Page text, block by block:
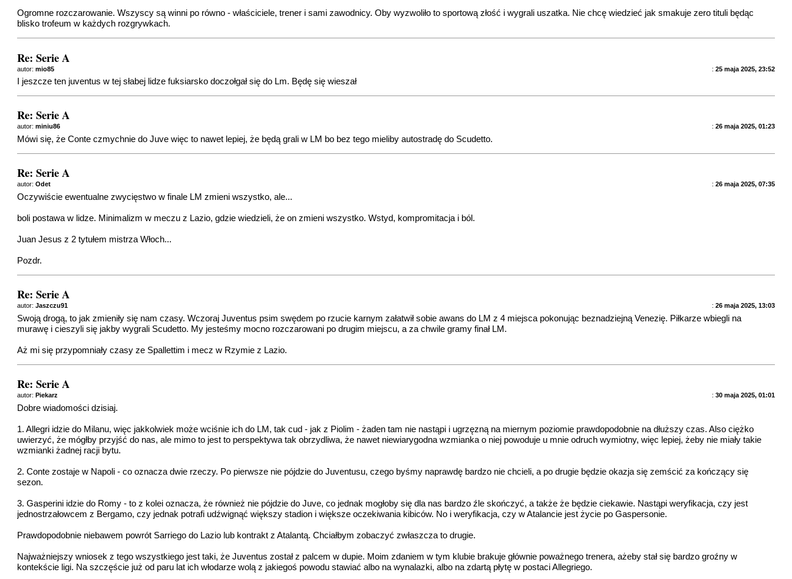
Ogromne rozczarowanie. Wszyscy są winni po równo - właściciele, trener i sami zawodnicy. Oby wyzwoliło to sportową złość i wygrali uszatka. Nie chcę wiedzieć jak smakuje zero tituli będąc
blisko trofeum w każdych rozgrywkach.
Re: Serie A
: 25 maja 2025, 23:52
autor:mio85
I jeszcze ten juventus w tej słabej lidze fuksiarsko doczołgał się do Lm. Będę się wieszał
Re: Serie A
: 26 maja 2025, 01:23
autor:miniu86
Mówi się, że Conte czmychnie do Juve więc to nawet lepiej, że będą grali w LM bo bez tego mieliby autostradę do Scudetto.
Re: Serie A
: 26 maja 2025, 07:35
autor:Odet
Oczywiście ewentualne zwycięstwo w finale LM zmieni wszystko, ale...
boli postawa w lidze. Minimalizm w meczu z Lazio, gdzie wiedzieli, że on zmieni wszystko. Wstyd, kompromitacja i ból.
Juan Jesus z 2 tytułem mistrza Włoch...
Pozdr.
Re: Serie A
: 26 maja 2025, 13:03
autor:Jaszczu91
Swoją drogą, to jak zmieniły się nam czasy. Wczoraj Juventus psim swędem po rzucie karnym załatwił sobie awans do LM z 4 miejsca pokonując beznadziejną Venezię. Piłkarze wbiegli na
murawę i cieszyli się jakby wygrali Scudetto. My jesteśmy mocno rozczarowani po drugim miejscu, a za chwile gramy finał LM.
Aż mi się przypomniały czasy ze Spallettim i mecz w Rzymie z Lazio.
Re: Serie A
: 30 maja 2025, 01:01
autor:Piekarz
Dobre wiadomości dzisiaj.
1. Allegri idzie do Milanu, więc jakkolwiek może wciśnie ich do LM, tak cud - jak z Piolim - żaden tam nie nastąpi i ugrzęzną na miernym poziomie prawdopodobnie na dłuższy czas. Also ciężko
uwierzyć, że mógłby przyjść do nas, ale mimo to jest to perspektywa tak obrzydliwa, że nawet niewiarygodna wzmianka o niej powoduje u mnie odruch wymiotny, więc lepiej, żeby nie miały takie
wzmianki żadnej racji bytu.
2. Conte zostaje w Napoli - co oznacza dwie rzeczy. Po pierwsze nie pójdzie do Juventusu, czego byśmy naprawdę bardzo nie chcieli, a po drugie będzie okazja się zemścić za kończący się
sezon.
3. Gasperini idzie do Romy - to z kolei oznacza, że również nie pójdzie do Juve, co jednak mogłoby się dla nas bardzo źle skończyć, a także że będzie ciekawie. Nastąpi weryfikacja, czy jest
jednostrzałowcem z Bergamo, czy jednak potrafi udźwignąć większy stadion i większe oczekiwania kibiców. No i weryfikacja, czy w Atalancie jest życie po Gaspersonie.
Prawdopodobnie niebawem powrót Sarriego do Lazio lub kontrakt z Atalantą. Chciałbym zobaczyć zwłaszcza to drugie.
Najważniejszy wniosek z tego wszystkiego jest taki, że Juventus został z palcem w dupie. Moim zdaniem w tym klubie brakuje głównie poważnego trenera, ażeby stał się bardzo groźny w
kontekście ligi. Na szczęście już od paru lat ich włodarze wolą z jakiegoś powodu stawiać albo na wynalazki, albo na zdartą płytę w postaci Allegriego.